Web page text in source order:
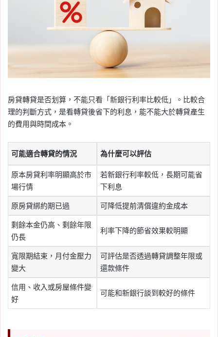
房貸轉貸是否划算，不能只看「新銀行利率比較低」。比較合
理的判斷方式，是看轉貸後省下的利息，能不能大於轉貸產生
的費用與時間成本。
可能適合轉貸的情況 為什麼可以評估
原本房貸利率明顯高於市
場行情
若新銀行利率較低，長期可能省
下利息
原房貸綁約期已過 可降低提前清償違約金成本
剩餘本金仍高、剩餘年限
仍長
利率下降的節省效果較明顯
寬限期結束，月付金壓力
變大
可評估是否透過轉貸調整年限或
還款條件
信用、收入或房屋條件變
好
可能和新銀行談到較好的條件